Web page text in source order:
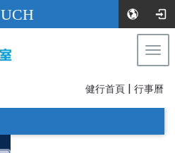
UCH
健行科技大學軍訓室
健行首頁 | 行事曆